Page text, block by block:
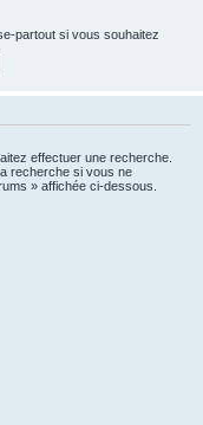
partout si vous souhaitez
effectuer une recherche.
recherche si vous ne
» affichée ci-dessous.